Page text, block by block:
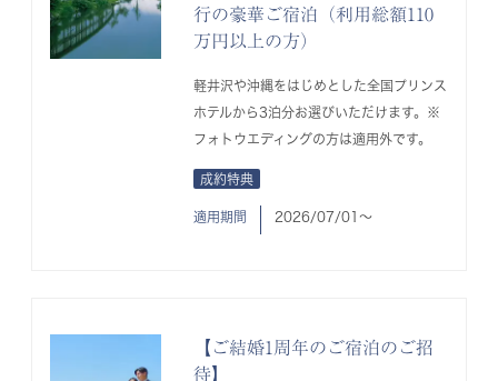
行の豪華ご宿泊（利用総額110
万円以上の方）
軽井沢や沖縄をはじめとした全国プリンス
ホテルから3泊分お選びいただけます。※
フォトウエディングの方は適用外です。
成約特典
適用期間 2026/07/01〜
【ご結婚1周年のご宿泊のご招
待】